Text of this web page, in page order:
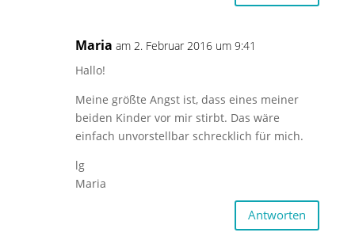
Maria am 2. Februar 2016 um 9:41
Hallo!
Meine größte Angst ist, dass eines meiner
beiden Kinder vor mir stirbt. Das wäre
einfach unvorstellbar schrecklich für mich.
lg
Maria
Antworten